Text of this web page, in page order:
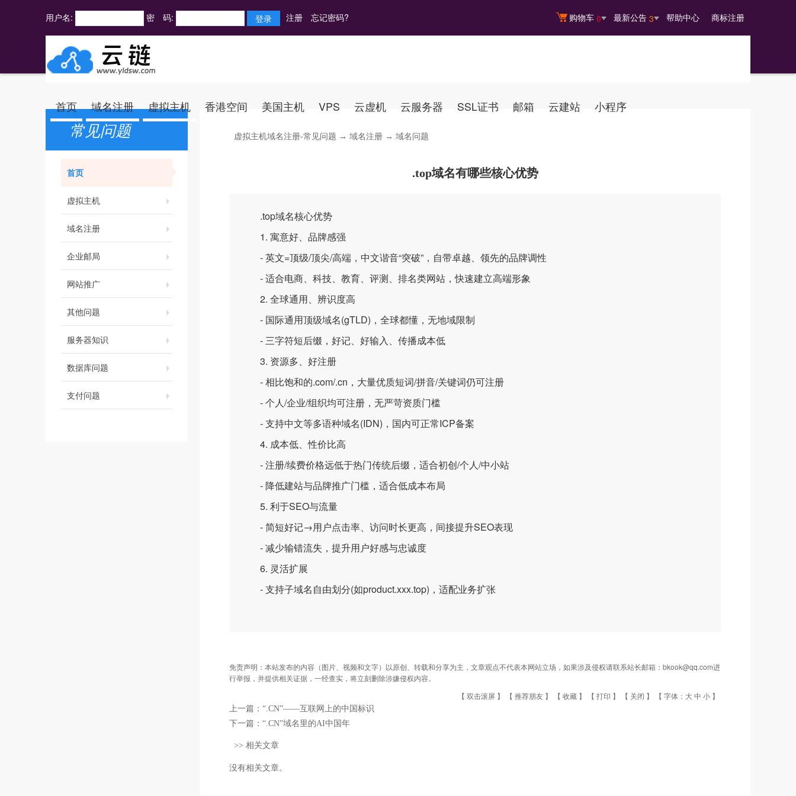
购物车 0 最新公告 3 帮助中心 商标注册
用户名: 密 码: 注册 忘记密码?
首页 域名注册 虚拟主机 香港空间 美国主机 VPS 云虚机 云服务器 SSL证书 邮箱 云建站 小程序
常见问题
首页
虚拟主机
域名注册
企业邮局
网站推广
其他问题
服务器知识
数据库问题
支付问题
虚拟主机域名注册-常见问题 → 域名注册 → 域名问题
.top域名有哪些核心优势
.top域名核心优势
1. 寓意好、品牌感强
- 英文=顶级/顶尖/高端，中文谐音“突破”，自带卓越、领先的品牌调性
- 适合电商、科技、教育、评测、排名类网站，快速建立高端形象
2. 全球通用、辨识度高
- 国际通用顶级域名(gTLD)，全球都懂，无地域限制
- 三字符短后缀，好记、好输入、传播成本低
3. 资源多、好注册
- 相比饱和的.com/.cn，大量优质短词/拼音/关键词仍可注册
- 个人/企业/组织均可注册，无严苛资质门槛
- 支持中文等多语种域名(IDN)，国内可正常ICP备案
4. 成本低、性价比高
- 注册/续费价格远低于热门传统后缀，适合初创/个人/中小站
- 降低建站与品牌推广门槛，适合低成本布局
5. 利于SEO与流量
- 简短好记→用户点击率、访问时长更高，间接提升SEO表现
- 减少输错流失，提升用户好感与忠诚度
6. 灵活扩展
- 支持子域名自由划分(如product.xxx.top)，适配业务扩张
免责声明：本站发布的内容（图片、视频和文字）以原创、转载和分享为主，文章观点不代表本网站立场，如果涉及侵权请联系站长邮箱：bkook@qq.com进
行举报，并提供相关证据，一经查实，将立刻删除涉嫌侵权内容。
【 双击滚屏 】 【 推荐朋友 】 【 收藏 】 【 打印 】 【 关闭 】 【 字体： 大中 小 】
上一篇： “.CN”——互联网上的中国标识
下一篇： “.CN”域名里的AI中国年
>> 相关文章
没有相关文章。